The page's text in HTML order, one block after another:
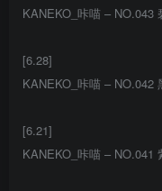
KANEKO_咔喵 – NO.043
[6.28]
KANEKO_咔喵 – NO.042
[6.21]
KANEKO_咔喵 – NO.041